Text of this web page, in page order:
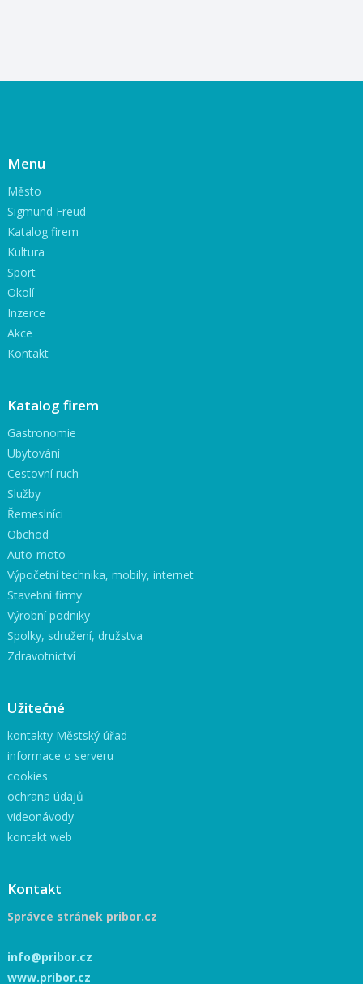
Menu
Město
Sigmund Freud
Katalog firem
Kultura
Sport
Okolí
Inzerce
Akce
Kontakt
Katalog firem
Gastronomie
Ubytování
Cestovní ruch
Služby
Řemeslníci
Obchod
Auto-moto
Výpočetní technika, mobily, internet
Stavební firmy
Výrobní podniky
Spolky, sdružení, družstva
Zdravotnictví
Užitečné
kontakty Městský úřad
informace o serveru
cookies
ochrana údajů
videonávody
kontakt web
Kontakt
Správce stránek pribor.cz
info@pribor.cz
www.pribor.cz